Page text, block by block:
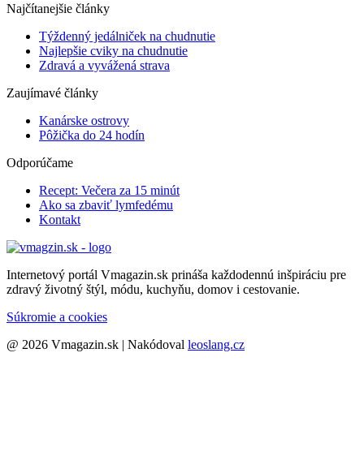
Najčítanejšie články
Týždenný jedálniček na chudnutie
Najlepšie cviky na chudnutie
Zdravá a vyvážená strava
Zaujímavé články
Kanárske ostrovy
Pôžička do 24 hodín
Odporúčame
Recept: Večera za 15 minút
Ako sa zbaviť lymfedému
Kontakt
Internetový portál Vmagazin.sk prináša každodennú inšpiráciu pre
zdravý životný štýl, módu, kuchyňu, domov i cestovanie.
Súkromie a cookies
@ 2026 Vmagazin.sk | Nakódoval leoslang.cz